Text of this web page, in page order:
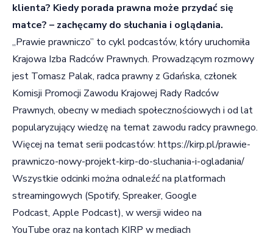
klienta? Kiedy porada prawna może przydać się
matce? – zachęcamy do słuchania i oglądania.
„Prawie prawniczo” to cykl podcastów, który uruchomiła
Krajowa Izba Radców Prawnych. Prowadzącym rozmowy
jest Tomasz Palak, radca prawny z Gdańska, członek
Komisji Promocji Zawodu Krajowej Rady Radców
Prawnych, obecny w mediach społecznościowych i od lat
popularyzujący wiedzę na temat zawodu radcy prawnego.
Więcej na temat serii podcastów: https://kirp.pl/prawie-
prawniczo-nowy-projekt-kirp-do-sluchania-i-ogladania/
Wszystkie odcinki można odnaleźć na platformach
streamingowych (Spotify, Spreaker, Google
Podcast, Apple Podcast), w wersji wideo na
YouTube oraz na kontach KIRP w mediach